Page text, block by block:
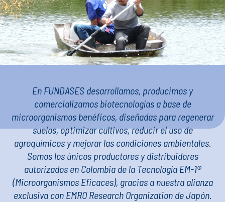
En FUNDASES desarrollamos, producimos y
comercializamos biotecnologías a base de
microorganismos benéficos, diseñadas para regenerar
suelos, optimizar cultivos, reducir el uso de
agroquímicos y mejorar las condiciones ambientales.
Somos los únicos productores y distribuidores
autorizados en Colombia de la Tecnología EM-1®
(Microorganismos Eficaces), gracias a nuestra alianza
exclusiva con EMRO Research Organization de Japón.